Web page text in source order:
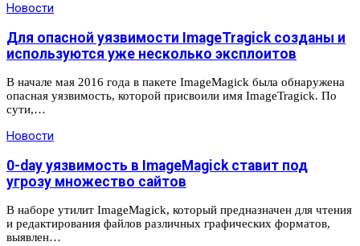
Новости
Для опасной уязвимости ImageTragick созданы и
используются уже несколько эксплоитов
В начале мая 2016 года в пакете ImageMagick была обнаружена
опасная уязвимость, которой присвоили имя ImageTragick. По
сути,…
Новости
0-day уязвимость в ImageMagick ставит под
угрозу множество сайтов
В наборе утилит ImageMagick, который предназначен для чтения
и редактирования файлов различных графических форматов,
выявлен…